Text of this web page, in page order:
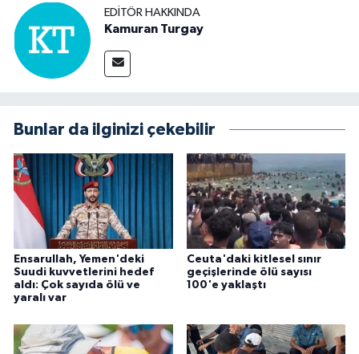
EDITÖR HAKKINDA
Kamuran Turgay
Bunlar da ilginizi çekebilir
Ensarullah, Yemen'deki
Suudi kuvvetlerini hedef
aldı: Çok sayıda ölü ve
yaralı var
Ceuta'daki kitlesel sınır
geçişlerinde ölü sayısı
100'e yaklaştı